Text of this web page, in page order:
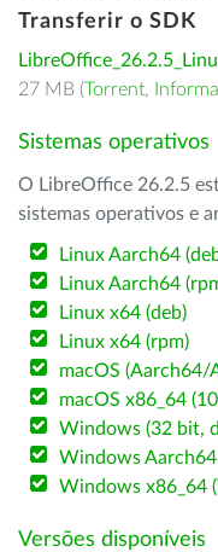
Transferir o SDK
27 MB (Torrent,
Sistemas operativos
O LibreOffice 26.2.5
sistemas operativos e
Linux Aarch64
Linux Aarch64
Linux x64 (deb)
Linux x64 (rpm)
macOS (Aarch64/
macOS x86_64
Windows (32 bit,
Windows Aarch64
Windows x86_64
Versões disponíveis